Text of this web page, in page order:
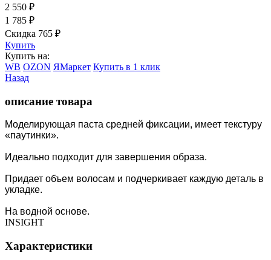
2 550 ₽
1 785 ₽
Скидка 765 ₽
Купить
Купить на:
WB OZON ЯМаркет Купить в 1 клик
Назад
описание товара
Моделирующая паста средней фиксации, имеет текстуру
«паутинки».
Идеально подходит для завершения образа.
Придает объем волосам и подчеркивает каждую деталь в
укладке.
На водной основе.
INSIGHT
Характеристики